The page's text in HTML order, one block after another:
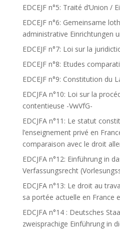
EDCEJF n°5: Traité d’Union /
EDCEJF n°6: Gemeinsame
administrative Einrichtungen
EDCEJF n°7: Loi sur la
EDCEJF n°8: Etudes
EDCEJF n°9: Constitution du
EDCJFA n°10: Loi sur la
contentieuse -VwVfG-
EDCJFA n°11: Le statut
l’enseignement privé en
comparaison avec le droit
EDCJFA n°12: Einführung in
Verfassungsrecht
EDCJFA n°13: Le droit au
sa portée actuelle en France
EDCJFA n°14 : Deutsches
zweisprachige Einführung in